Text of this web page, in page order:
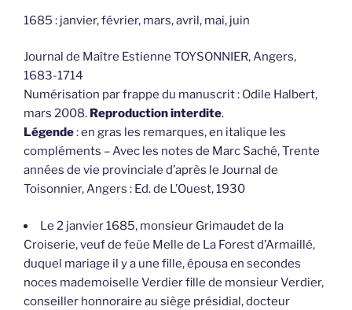
1685 : janvier, février, mars, avril, mai, juin
Journal de Maître Estienne TOYSONNIER, Angers,
1683-1714
Numérisation par frappe du manuscrit : Odile Halbert,
mars 2008. Reproduction interdite.
Légende: en gras les remarques, en italique les
compléments – Avec les notes de Marc Saché, Trente
années de vie provinciale d’après le Journal de
Toisonnier, Angers : Ed. de L’Ouest, 1930
Le 2 janvier 1685, monsieur Grimaudet de la
Croiserie, veuf de feüe Melle de La Forest d’Armaillé,
duquel mariage il y a une fille, épousa en secondes
noces mademoiselle Verdier fille de monsieur Verdier,
conseiller honnoraire au siège présidial, docteur